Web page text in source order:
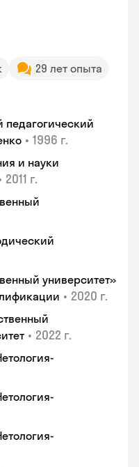
29 лет опыта
педагогический
• 1996 г.
и науки
2011 г.
университет»
• 2020 г.
• 2022 г.